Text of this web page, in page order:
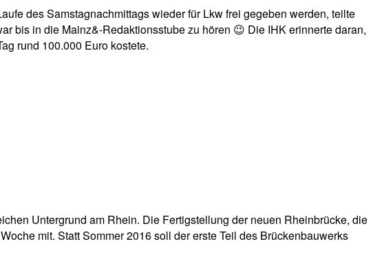
des Samstagnachmittags wieder für Lkw frei gegeben werden, teilte
bis in die Mainz&-Redaktionsstube zu hören 😉 Die IHK erinnerte daran,
rund 100.000 Euro kostete.
Untergrund am Rhein. Die Fertigstellung der neuen Rheinbrücke, die
mit. Statt Sommer 2016 soll der erste Teil des Brückenbauwerks